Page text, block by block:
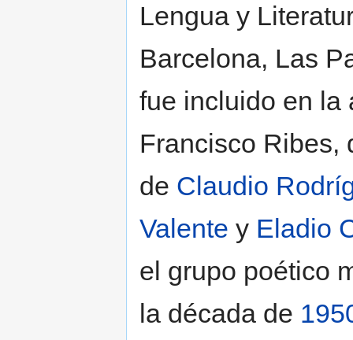
Lengua y
Barcelona, Las
fue incluido en la
Francisco Ribes,
de Claudio
Valente y Eladio
el grupo poético
la década de